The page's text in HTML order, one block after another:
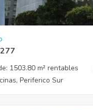
1503.80 m² rentables
Periferico Sur